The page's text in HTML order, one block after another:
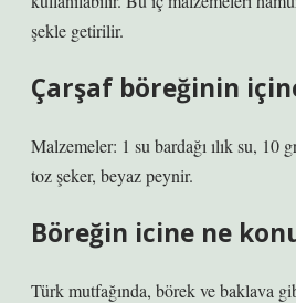
şekle getirilir.
Çarşaf böreğinin
Malzemeler: 1 su bardağı ılık su, 10
toz şeker, beyaz peynir.
Böreğin icine ne
Türk mutfağında, börek ve baklava